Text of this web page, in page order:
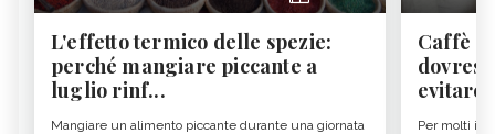
L'effetto termico delle spezie:
perché mangiare piccante a
luglio rinf...
Mangiare un alimento piccante durante una giornata
Caffè
evitare
Per molti il